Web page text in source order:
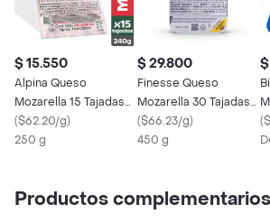
$ 15.550
Alpina Queso
Mozarella 15 Tajadas
240 g
($62.20/g)
250 g
$ 29.800
Finesse Queso
Mozarella 30 Tajadas
450 g
($66.23/g)
450 g
(
Productos